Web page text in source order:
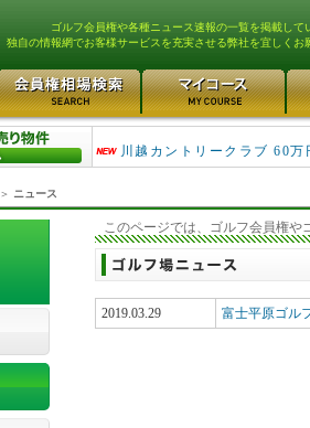
ゴルフ会員権や各種ニュース速報の一覧を掲載して
独自の情報網でお客様サービスを充実させる弊社を宜しくお
津久井湖ゴルフ倶楽部 80万
川越カントリークラブ 60万
＞ ニュース
このページでは、ゴルフ会員権や
2019.03.29 富士平原ゴル